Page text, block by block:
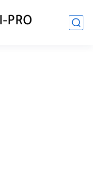
PRO